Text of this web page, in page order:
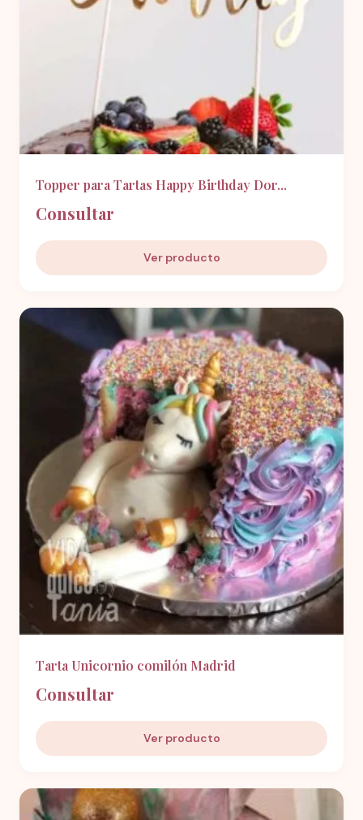
Topper para Tartas Happy Birthday Dor...
Consultar
Ver producto
Tarta Unicornio comilón Madrid
Consultar
Ver producto